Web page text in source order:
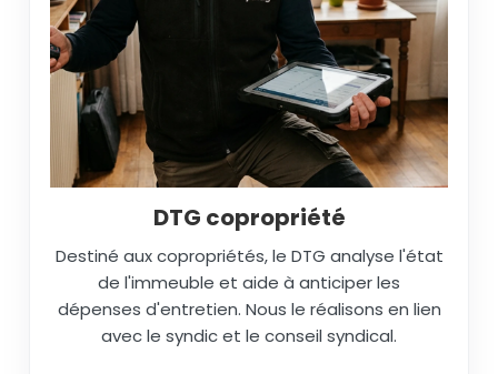
DTG copropriété
Destiné aux copropriétés, le DTG analyse l'état
de l'immeuble et aide à anticiper les
dépenses d'entretien. Nous le réalisons en lien
avec le syndic et le conseil syndical.